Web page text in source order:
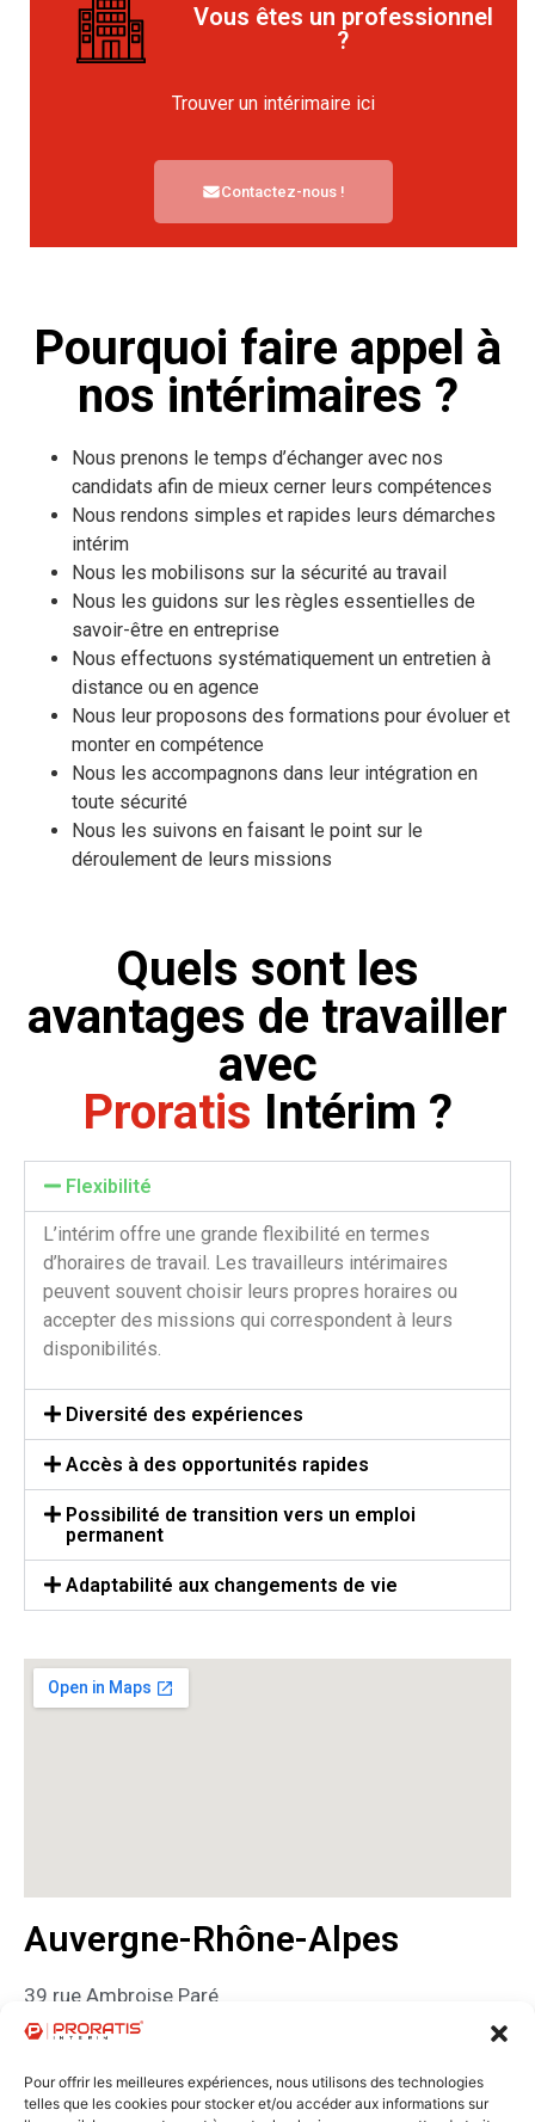
Pour offrir les meilleures expériences, nous utilisons des technologies
telles que les cookies pour stocker et/ou accéder aux informations sur
Vous êtes un professionnel
?
Trouver un intérimaire ici
Contactez-nous !
Pourquoi faire appel à
nos intérimaires ?
Nous prenons le temps d’échanger avec nos
candidats afin de mieux cerner leurs compétences
Nous rendons simples et rapides leurs démarches
intérim
Nous les mobilisons sur la sécurité au travail
Nous les guidons sur les règles essentielles de
savoir-être en entreprise
Nous effectuons systématiquement un entretien à
distance ou en agence
Nous leur proposons des formations pour évoluer et
monter en compétence
Nous les accompagnons dans leur intégration en
toute sécurité
Nous les suivons en faisant le point sur le
déroulement de leurs missions
Quels sont les
avantages de travailler
avec
Proratis Intérim ?
Flexibilité
L’intérim offre une grande flexibilité en termes
d’horaires de travail. Les travailleurs intérimaires
peuvent souvent choisir leurs propres horaires ou
accepter des missions qui correspondent à leurs
disponibilités.
Diversité des expériences
Accès à des opportunités rapides
Possibilité de transition vers un emploi
permanent
Adaptabilité aux changements de vie
Auvergne-Rhône-Alpes
39 rue Ambroise Paré
69740 Genas
clients : commercial.ra@proratis.fr
candidats : rh.ra@proratis.fr